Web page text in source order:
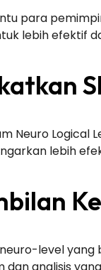
para
lebih efektif
Neuro
lebih
level
analisis